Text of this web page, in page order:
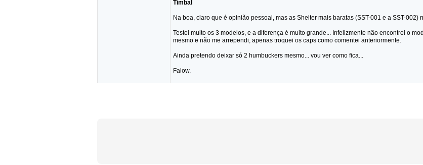
Tímbal
Na boa, claro que é opinião pessoal, mas as Shelter mais baratas (SST-001 e a SST-002)
Testei muito os 3 modelos, e a diferença é muito grande... Infelizmente não encontrei o
mesmo e não me arrependi, apenas troquei os caps como comentei anteriormente.
Ainda pretendo deixar só 2 humbuckers mesmo... vou ver como fica...
Falow.